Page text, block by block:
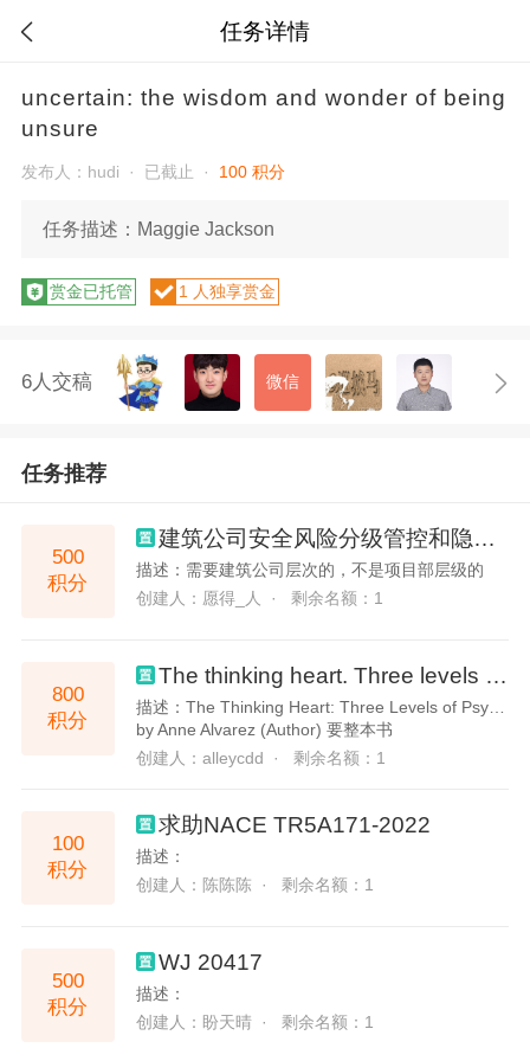
 任务详情
uncertain: the wisdom and wonder of being
unsure
发布人：hudi · 已截止 · 100 积分
任务描述：Maggie Jackson
赏金已托管 1 人独享赏金
6人交稿 微信
任务推荐
500
积分
建筑公司安全风险分级管控和隐患排查治理双重预防制度
描述：需要建筑公司层次的，不是项目部层级的
创建人：愿得_人 ·
剩余名额：1
800
积分
The thinking heart. Three levels of psychoanalytic therapy with disturbed children
描述：The Thinking Heart: Three Levels of Psychoanalytic Therapy with Disturbed Children
by Anne Alvarez (Author) 要整本书
创建人：alleycdd ·
剩余名额：1
100
积分
求助NACE TR5A171-2022
描述：
创建人：陈陈陈 ·
剩余名额：1
500
积分
WJ 20417
描述：
创建人：盼天晴 ·
剩余名额：1